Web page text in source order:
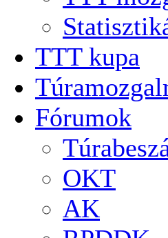
TTT kupa
Fórumok
OKT
AK